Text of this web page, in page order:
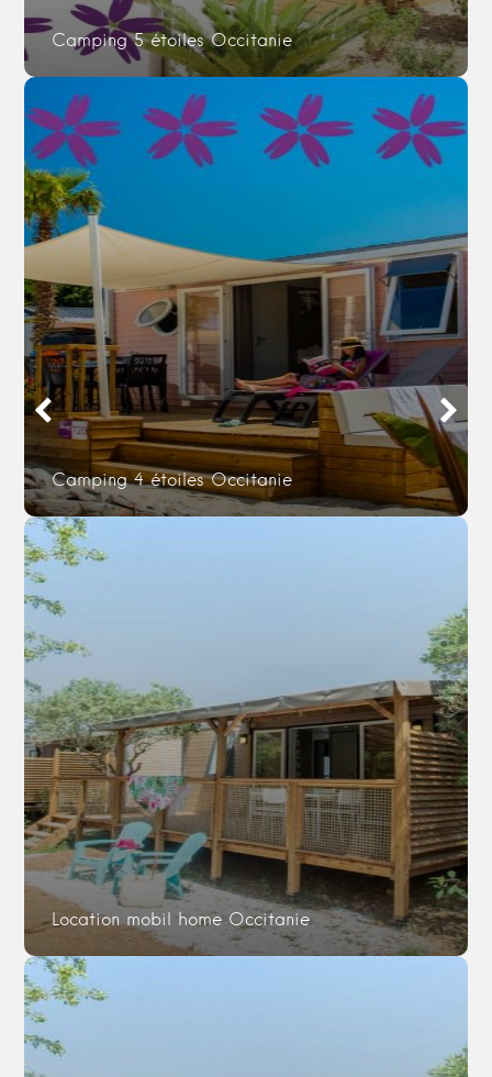
Camping 5 étoiles Occitanie
Camping 4 étoiles Occitanie
Location mobil home Occitanie